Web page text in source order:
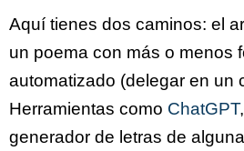
Aquí tienes dos caminos: el
un poema con más o menos
automatizado (delegar en un
Herramientas como ChatGPT
generador de letras de